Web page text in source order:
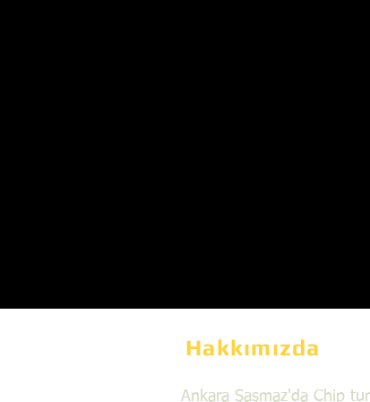
Hakkımızda
Ankara Şaşmaz'da Chip